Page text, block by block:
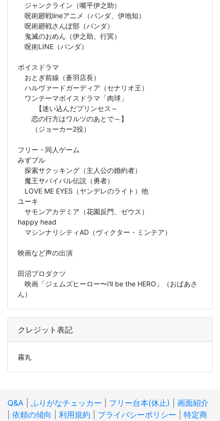
ジャンクライン（嘴平伊之助）
呪術廻戦lineアニメ（パンダ、伊地知）
呪術廻戦さんぽ部（パンダ）
鬼滅のおめん（伊之助、行冥）
呪術LINE（パンダ）
ボイスドラマ
おとぎ前線（蒼羽店長）
ハルヴァードガーディア（セナリオ王）
ワンテーマボイスドラマ「肉球」
【迷い込んだプリンセス～
恋の行方はワルツのあとで～】
（ジョーカー2役）
フリー・同人ゲーム
みずブル
探索サクッキング（主人公の婚約者）
魔王サバイバル伝説（勇者）
LOVE ME EYES（ヤンデレのライト）他
ユーキ
サモンアカデミア（花園反門、ゼウス）
happy head
マシンナリシティAD（ヴィクター・ミンテア）
映画など声の出演
田沼プロダクツ
映画「ジェムズヒーロー〜i'll be the HERO」（おばあさ
ん）
クレジット表記
霧丸
Q&A ふりがなチェッカー フリー台本(休止)
画面紹介
依頼の傾向 利用規約 プライバシーポリシー 特定商